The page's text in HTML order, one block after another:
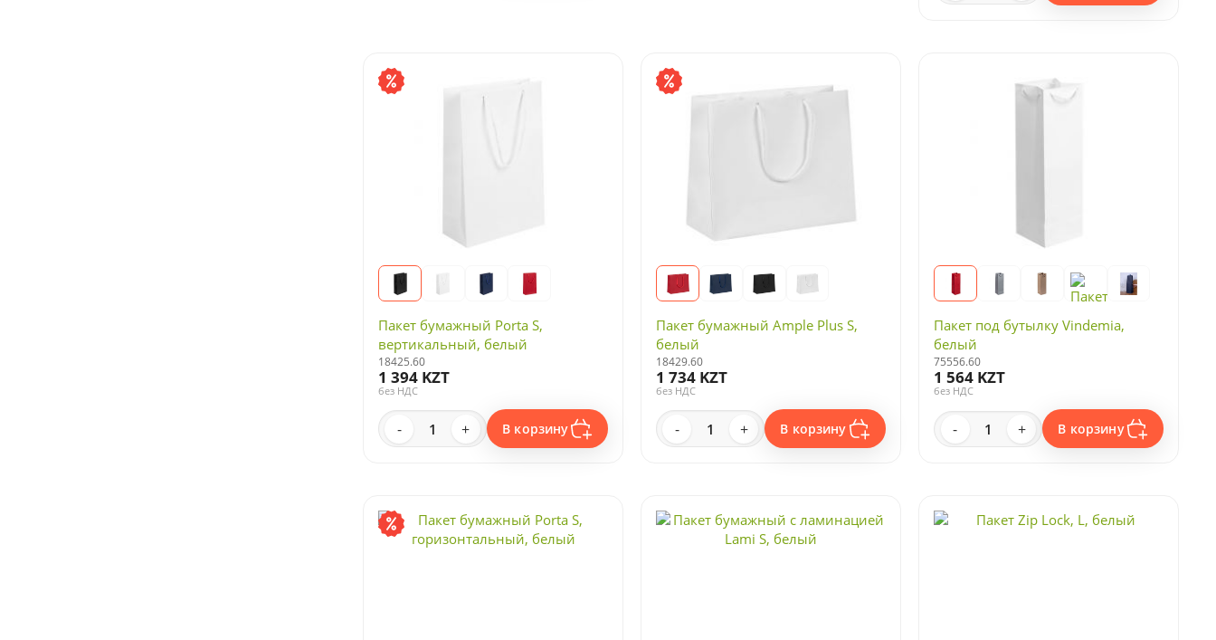
Пакет бумажный Porta S,
вертикальный, белый
18425.60
1 394 KZT
без НДС
- + В корзину
Пакет бумажный Ample Plus S,
белый
18429.60
1 734 KZT
без НДС
- + В корзину
Пакет под бутылку Vindemia,
белый
75556.60
1 564 KZT
без НДС
- + В корзину